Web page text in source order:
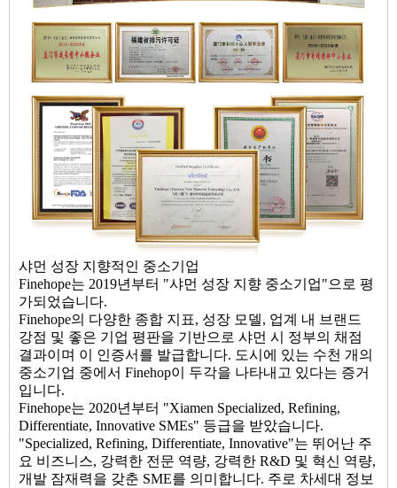
샤먼 성장 지향적인 중소기업
Finehope는 2019년부터 "샤먼 성장 지향 중소기업"으로 평
가되었습니다.
Finehope의 다양한 종합 지표, 성장 모델, 업계 내 브랜드
강점 및 좋은 기업 평판을 기반으로 샤먼 시 정부의 채점
결과이며 이 인증서를 발급합니다. 도시에 있는 수천 개의
중소기업 중에서 Finehop이 두각을 나타내고 있다는 증거
입니다.
Finehope는 2020년부터 "Xiamen Specialized, Refining,
Differentiate, Innovative SMEs" 등급을 받았습니다.
"Specialized, Refining, Differentiate, Innovative"는 뛰어난 주
요 비즈니스, 강력한 전문 역량, 강력한 R&D 및 혁신 역량,
개발 잠재력을 갖춘 SME를 의미합니다. 주로 차세대 정보